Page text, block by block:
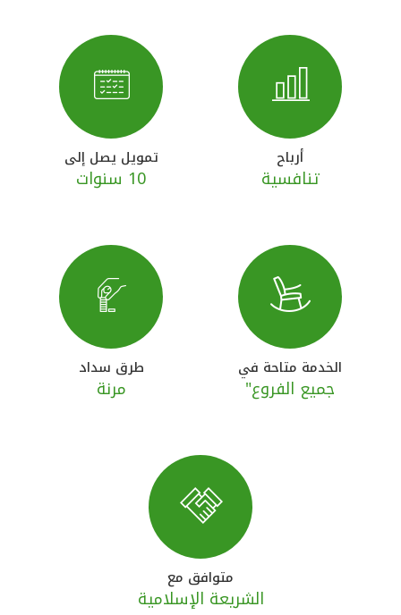
القنوات المصرفية
أدوات وخدمات
خدمات ما بعد البيع
مواقع الفروع وأجهزة الصرف الآلي
ألمانيا
ماليزيا
تركيا
المملكة المتحدة
أرباح
تنافسية
تمويل يصل إلى
10 سنوات
الخدمة متاحة في
جميع الفروع"
طرق سداد
مرنة
متوافق مع
الشريعة الإسلامية